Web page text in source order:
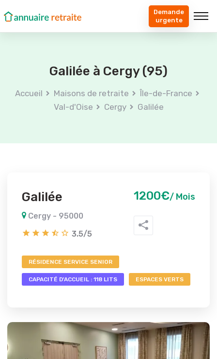
Demande
urgente
Galilée à Cergy (95)
Accueil Maisons de retraite
Île-de-France
Val-d'Oise
Cergy Galilée
Galilée
Cergy - 95000
3.5/5
1200€/ Mois
RÉSIDENCE SERVICE SENIOR
CAPACITÉ D'ACCUEIL : 118 LITS ESPACES VERTS